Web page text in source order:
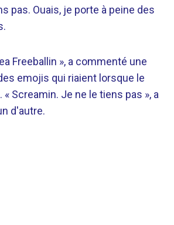
pas. Ouais, je porte à peine des
Freeballin », a commenté une
emojis qui riaient lorsque le
« Screamin. Je ne le tiens pas », a
d'autre.